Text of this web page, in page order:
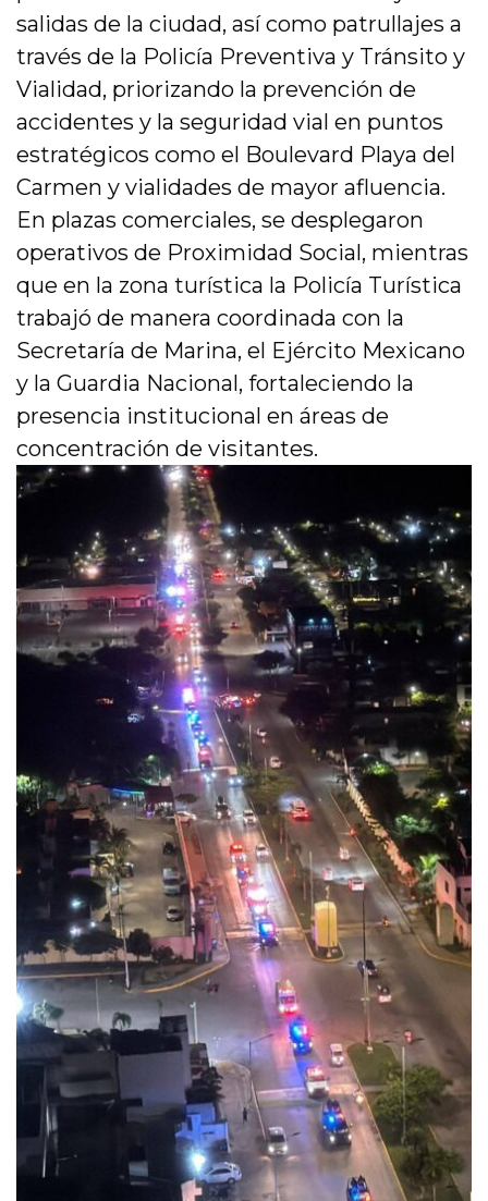
salidas de la ciudad, así como patrullajes a
través de la Policía Preventiva y Tránsito y
Vialidad, priorizando la prevención de
accidentes y la seguridad vial en puntos
estratégicos como el Boulevard Playa del
Carmen y vialidades de mayor afluencia.
En plazas comerciales, se desplegaron
operativos de Proximidad Social, mientras
que en la zona turística la Policía Turística
trabajó de manera coordinada con la
Secretaría de Marina, el Ejército Mexicano
y la Guardia Nacional, fortaleciendo la
presencia institucional en áreas de
concentración de visitantes.